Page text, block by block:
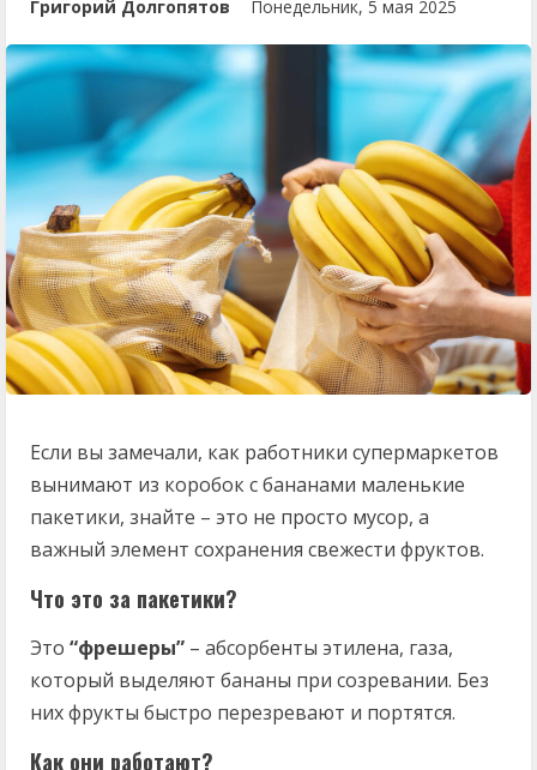
Григорий Долгопятов Понедельник, 5 мая 2025
Если вы замечали, как работники супермаркетов
вынимают из коробок с бананами маленькие
пакетики, знайте – это не просто мусор, а
важный элемент сохранения свежести фруктов.
Что это за пакетики?
Это “фрешеры” – абсорбенты этилена, газа,
который выделяют бананы при созревании. Без
них фрукты быстро перезревают и портятся.
Как они работают?